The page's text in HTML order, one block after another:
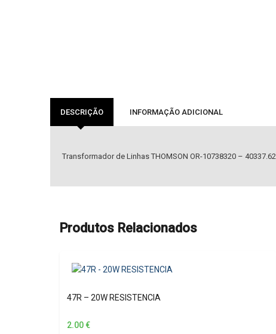
DESCRIÇÃO INFORMAÇÃO ADICIONAL
Transformador de Linhas THOMSON OR-10738320 – 40337.62
Produtos Relacionados
47R – 20W RESISTENCIA
2.00€